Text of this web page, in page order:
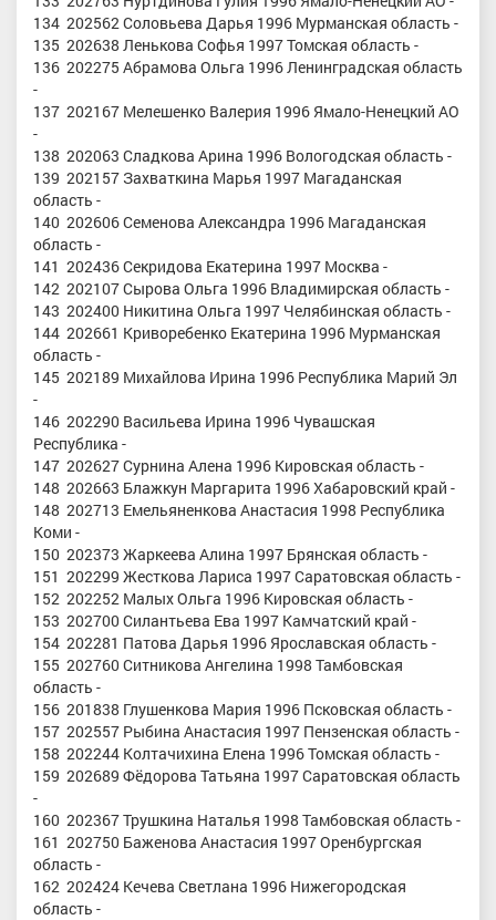
134 202562 Соловьева Дарья 1996 Мурманская область -
135 202638 Ленькова Софья 1997 Томская область -
136 202275 Абрамова Ольга 1996 Ленинградская область
-
137 202167 Мелешенко Валерия 1996 Ямало-Ненецкий АО
-
138 202063 Сладкова Арина 1996 Вологодская область -
139 202157 Захваткина Марья 1997 Магаданская
область -
140 202606 Семенова Александра 1996 Магаданская
область -
141 202436 Секридова Екатерина 1997 Москва -
142 202107 Сырова Ольга 1996 Владимирская область -
143 202400 Никитина Ольга 1997 Челябинская область -
144 202661 Криворебенко Екатерина 1996 Мурманская
область -
145 202189 Михайлова Ирина 1996 Республика Марий Эл
-
146 202290 Васильева Ирина 1996 Чувашская
Республика -
147 202627 Сурнина Алена 1996 Кировская область -
148 202663 Блажкун Маргарита 1996 Хабаровский край -
148 202713 Емельяненкова Анастасия 1998 Республика
Коми -
150 202373 Жаркеева Алина 1997 Брянская область -
151 202299 Жесткова Лариса 1997 Саратовская область -
152 202252 Малых Ольга 1996 Кировская область -
153 202700 Силантьева Ева 1997 Камчатский край -
154 202281 Патова Дарья 1996 Ярославская область -
155 202760 Ситникова Ангелина 1998 Тамбовская
область -
156 201838 Глушенкова Мария 1996 Псковская область -
157 202557 Рыбина Анастасия 1997 Пензенская область -
158 202244 Колтачихина Елена 1996 Томская область -
159 202689 Фёдорова Татьяна 1997 Саратовская область
-
160 202367 Трушкина Наталья 1998 Тамбовская область -
161 202750 Баженова Анастасия 1997 Оренбургская
область -
162 202424 Кечева Светлана 1996 Нижегородская
область -